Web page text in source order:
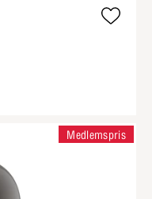
Medlemspris